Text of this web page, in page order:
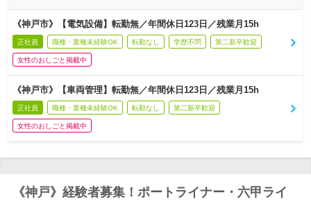
《神戸市》【電気設備】転勤無／年間休日123日／残業月15h
正社員 職種・業種未経験OK 転勤なし 学歴不問 第二新卒歓迎
女性のおしごと掲載中
《神戸市》【車両管理】転勤無／年間休日123日／残業月15h
正社員 職種・業種未経験OK 転勤なし 第二新卒歓迎
女性のおしごと掲載中
《神戸》経験者募集！ポートライナー・六甲ライ